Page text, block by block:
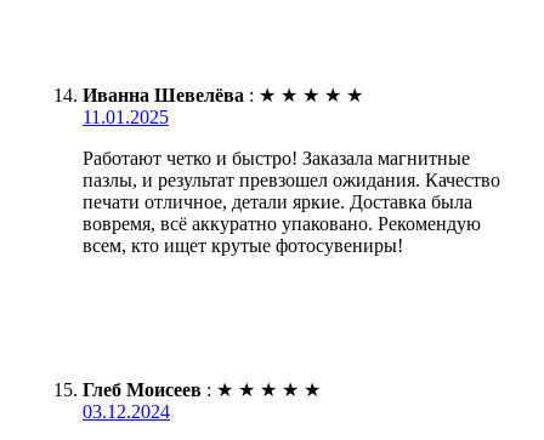
Иванна Шевелёва : ★ ★ ★ ★ ★
11.01.2025
Работают четко и быстро! Заказала магнитные
пазлы, и результат превзошел ожидания. Качество
печати отличное, детали яркие. Доставка была
вовремя, всё аккуратно упаковано. Рекомендую
всем, кто ищет крутые фотосувениры!
Глеб Моисеев : ★ ★ ★ ★ ★
03.12.2024